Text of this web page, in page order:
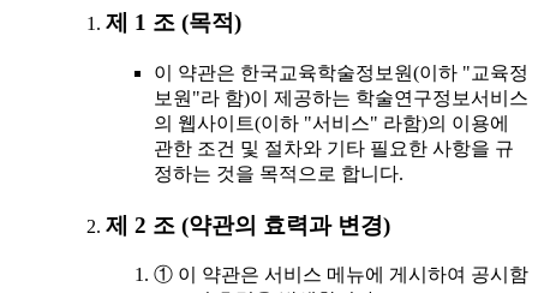
제 1 조 (목적)
이 약관은 한국교육학술정보원(이하 "교육정
보원"라 함)이 제공하는 학술연구정보서비스
의 웹사이트(이하 "서비스" 라함)의 이용에
관한 조건 및 절차와 기타 필요한 사항을 규
정하는 것을 목적으로 합니다.
제 2 조 (약관의 효력과 변경)
① 이 약관은 서비스 메뉴에 게시하여 공시함